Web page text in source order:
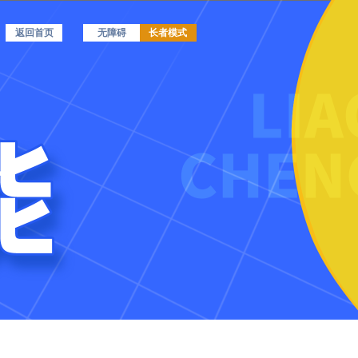
返回首页 无障碍 长者模式